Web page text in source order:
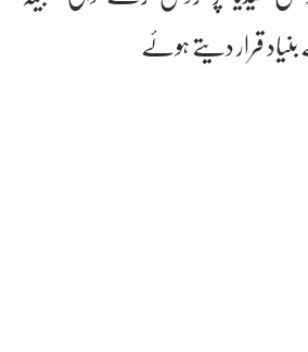
قرار دیتے ہوئے